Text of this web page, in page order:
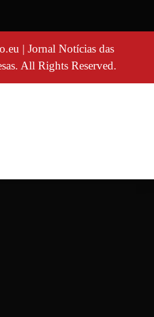
| Jornal Notícias das
All Rights Reserved.